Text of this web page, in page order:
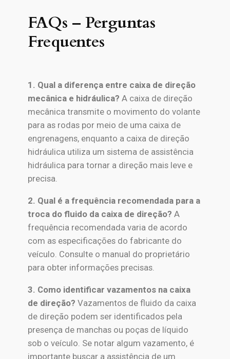
FAQs – Perguntas
Frequentes
1. Qual a diferença entre caixa de direção
mecânica e hidráulica? A caixa de direção
mecânica transmite o movimento do volante
para as rodas por meio de uma caixa de
engrenagens, enquanto a caixa de direção
hidráulica utiliza um sistema de assistência
hidráulica para tornar a direção mais leve e
precisa.
2. Qual é a frequência recomendada para a
troca do fluido da caixa de direção? A
frequência recomendada varia de acordo
com as especificações do fabricante do
veículo. Consulte o manual do proprietário
para obter informações precisas.
3. Como identificar vazamentos na caixa
de direção? Vazamentos de fluido da caixa
de direção podem ser identificados pela
presença de manchas ou poças de líquido
sob o veículo. Se notar algum vazamento, é
importante buscar a assistência de um